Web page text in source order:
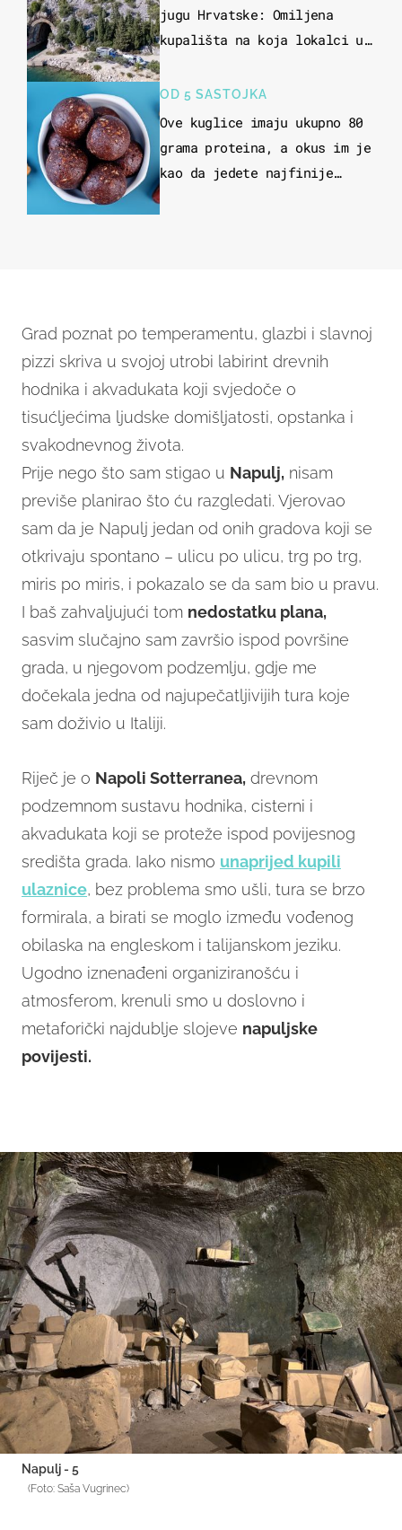
jugu Hrvatske: Omiljena
kupališta na koja lokalci u
u more
OD 5 SASTOJKA
Ove kuglice imaju ukupno 80
grama proteina, a okus im je
kao da jedete najfinije
Grad poznat po temperamentu, glazbi i slavnoj
pizzi skriva u svojoj utrobi labirint drevnih
hodnika i akvadukata koji svjedoče o
tisućljećima ljudske domišljatosti, opstanka i
svakodnevnog života.
Prije nego što sam stigao u Napulj, nisam
previše planirao što ću razgledati. Vjerovao
sam da je Napulj jedan od onih gradova koji se
otkrivaju spontano – ulicu po ulicu, trg po trg,
miris po miris, i pokazalo se da sam bio u pravu.
I baš zahvaljujući tom nedostatku plana,
sasvim slučajno sam završio ispod površine
grada, u njegovom podzemlju, gdje me
dočekala jedna od najupečatljivijih tura koje
sam doživio u Italiji.
Riječ je o Napoli Sotterranea, drevnom
podzemnom sustavu hodnika, cisterni i
akvadukata koji se proteže ispod povijesnog
središta grada. Iako nismo unaprijed kupili
ulaznice, bez problema smo ušli, tura se brzo
formirala, a birati se moglo između vođenog
obilaska na engleskom i talijanskom jeziku.
Ugodno iznenađeni organiziranošću i
atmosferom, krenuli smo u doslovno i
metaforički najdublje slojeve napuljske
povijesti.
Napulj - 5
(Foto: Saša Vugrinec)